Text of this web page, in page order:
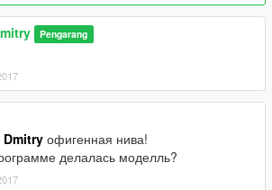
Pengarang
Dmitry офигенная нива!
делалась моделль?